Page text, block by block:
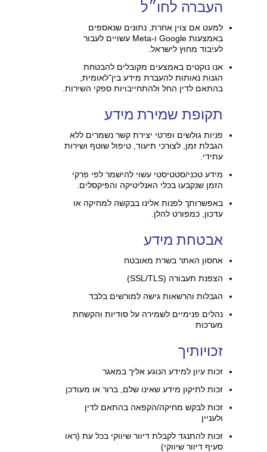
העברה לחו״ל
למעט אם צוין אחרת, נתונים שנאספים
באמצעות Google ו-Meta עשויים לעבור
לעיבוד מחוץ לישראל.
אנו נוקטים באמצעים מקובלים להבטחת
הגנות נאותות להעברת מידע בין־לאומית,
בהתאם לדין החל ולהתחייבויות ספקי השירות.
תקופת שמירת מידע
פניות גולשים ופרטי יצירת קשר נשמרים ללא
הגבלת זמן, לצורכי תיעוד, טיפול שוטף ושירות
עתידי.
מידע טכני/סטטיסטי עשוי להישמר לפי פרקי
הזמן שנקבעו בכלי האנליטיקה והפיקסלים.
באפשרותך לפנות אלינו בבקשה למחיקה או
עדכון, כמפורט להלן.
אבטחת מידע
אחסון האתר בשרת מאובטח
הצפנת תעבורה (SSL/TLS)
הגבלות והרשאות גישה למורשים בלבד
נהלים פנימיים לשמירה על סודיות והקשחת
מערכות
זכויותיך
זכות עיון למידע הנוגע אליך במאגר
זכות לתיקון מידע שאינו שלם, ברור או מעודכן
זכות לבקש מחיקה/הקפאה בהתאם לדין
ולעניין
זכות להתנגד לקבלת דיוור שיווקי בכל עת (ראו
סעיף דיוור שיווקי)